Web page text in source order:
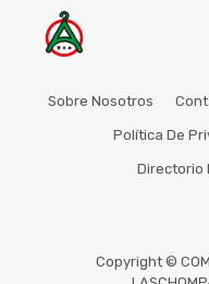
Sobre Nosotros
Política De
Directorio
Copyright ©